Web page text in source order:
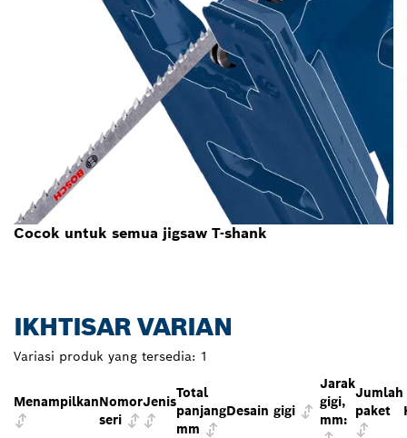
Cocok untuk semua jigsaw T-shank
IKHTISAR VARIAN
Variasi produk yang tersedia: 1
MenampilkanNomor
seri
Jenis
Total
panjang
mm
Desain gigi
Jarak
gigi,
mm:
Jumlah
paket